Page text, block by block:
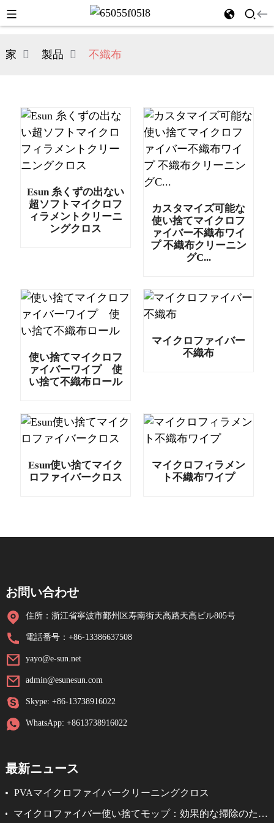
家 製品 不織布
Esun 糸くずの出ない
超ソフトマイクロフ
ィラメントクリーニ
ングクロス
カスタマイズ可能な
使い捨てマイクロフ
ァイバー不織布ワイ
プ 不織布クリーニン
グC...
使い捨てマイクロフ
ァイバーワイプ 使
い捨て不織布ロール
マイクロファイバー
不織布
Esun使い捨てマイク
ロファイバークロス
マイクロフィラメン
ト不織布ワイプ
お問い合わせ
住所：浙江省寧波市鄞州区寿南街天高路天高ビル805号
電話番号：+86-13386637508
yayo@e-sun.net
admin@esunesun.com
Skype: +86-13738916022
WhatsApp: +8613738916022
最新ニュース
PVAマイクロファイバークリーニングクロス
マイクロファイバー使い捨てモップ：効果的な掃除のため